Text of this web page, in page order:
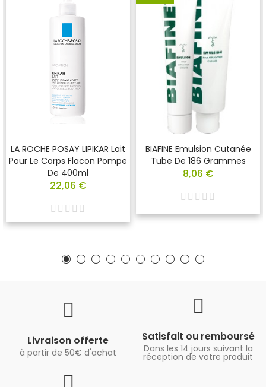
LA ROCHE POSAY LIPIKAR Lait
Pour Le Corps Flacon Pompe
De 400ml
22,06 €
BIAFINE Emulsion Cutanée
Tube De 186 Grammes
8,06 €
Livraison offerte
à partir de 50€ d'achat
Satisfait ou remboursé
Dans les 14 jours suivant la
réception de votre produit